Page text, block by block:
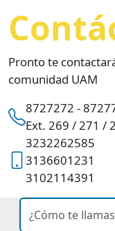
Pronto te
comunidad UAM
8727272 -
Ext. 269 / 271 /
3232262585
3136601231
3102114391
nombre